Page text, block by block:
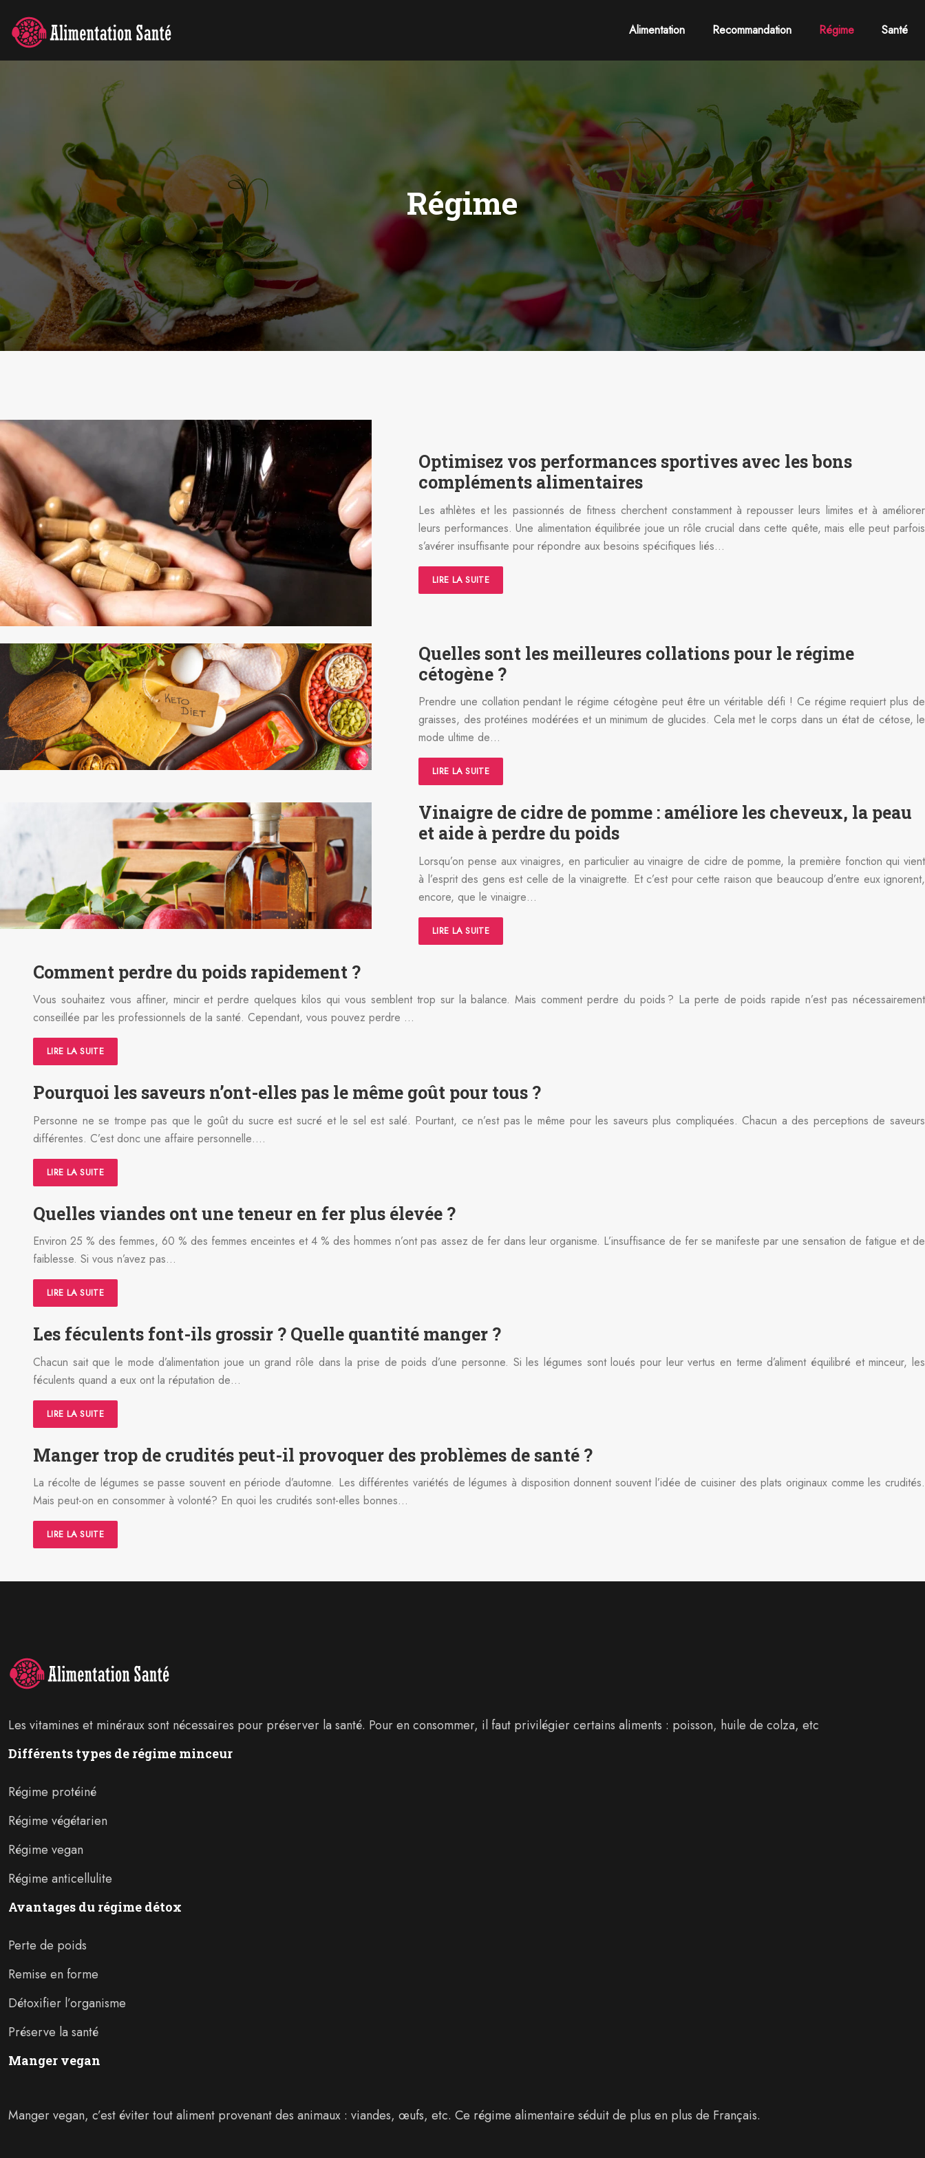
Alimentation Recommandation Régime Santé
Régime
Optimisez vos performances sportives avec les bons
compléments alimentaires
Les athlètes et les passionnés de fitness cherchent constamment à repousser leurs limites et à améliorer
leurs performances. Une alimentation équilibrée joue un rôle crucial dans cette quête, mais elle peut parfois
s’avérer insuffisante pour répondre aux besoins spécifiques liés…
LIRE LA SUITE
Quelles sont les meilleures collations pour le régime
cétogène ?
Prendre une collation pendant le régime cétogène peut être un véritable défi ! Ce régime requiert plus de
graisses, des protéines modérées et un minimum de glucides. Cela met le corps dans un état de cétose, le
mode ultime de…
LIRE LA SUITE
Vinaigre de cidre de pomme : améliore les cheveux, la peau
et aide à perdre du poids
Lorsqu’on pense aux vinaigres, en particulier au vinaigre de cidre de pomme, la première fonction qui vient
à l’esprit des gens est celle de la vinaigrette. Et c’est pour cette raison que beaucoup d’entre eux ignorent,
encore, que le vinaigre…
LIRE LA SUITE
Comment perdre du poids rapidement ?
Vous souhaitez vous affiner, mincir et perdre quelques kilos qui vous semblent trop sur la balance. Mais comment perdre du poids ? La perte de poids rapide n’est pas nécessairement
conseillée par les professionnels de la santé. Cependant, vous pouvez perdre …
LIRE LA SUITE
Pourquoi les saveurs n’ont-elles pas le même goût pour tous ?
Personne ne se trompe pas que le goût du sucre est sucré et le sel est salé. Pourtant, ce n’est pas le même pour les saveurs plus compliquées. Chacun a des perceptions de saveurs
différentes. C’est donc une affaire personnelle….
LIRE LA SUITE
Quelles viandes ont une teneur en fer plus élevée ?
Environ 25 % des femmes, 60 % des femmes enceintes et 4 % des hommes n’ont pas assez de fer dans leur organisme. L’insuffisance de fer se manifeste par une sensation de fatigue et de
faiblesse. Si vous n’avez pas…
LIRE LA SUITE
Les féculents font-ils grossir ? Quelle quantité manger ?
Chacun sait que le mode d’alimentation joue un grand rôle dans la prise de poids d’une personne. Si les légumes sont loués pour leur vertus en terme d’aliment équilibré et minceur, les
féculents quand a eux ont la réputation de…
LIRE LA SUITE
Manger trop de crudités peut-il provoquer des problèmes de santé ?
La récolte de légumes se passe souvent en période d’automne. Les différentes variétés de légumes à disposition donnent souvent l’idée de cuisiner des plats originaux comme les crudités.
Mais peut-on en consommer à volonté? En quoi les crudités sont-elles bonnes…
LIRE LA SUITE
Les vitamines et minéraux sont nécessaires pour préserver la santé. Pour en consommer, il faut privilégier certains aliments : poisson, huile de colza, etc
Différents types de régime minceur
Régime protéiné
Régime végétarien
Régime vegan
Régime anticellulite
Avantages du régime détox
Perte de poids
Remise en forme
Détoxifier l’organisme
Préserve la santé
Manger vegan
Manger vegan, c’est éviter tout aliment provenant des animaux : viandes, œufs, etc. Ce régime alimentaire séduit de plus en plus de Français.